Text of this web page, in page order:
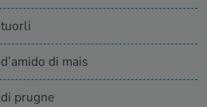
tuorli
d’amido di mais
di prugne